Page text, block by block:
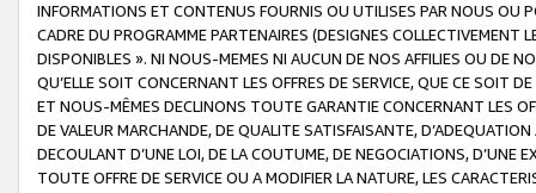
INFORMATIONS ET CONTENUS FOURNIS OU UTILISES PAR NOUS OU
CADRE DU PROGRAMME PARTENAIRES (DESIGNES COLLECTIVEMENT
DISPONIBLES ». NI NOUS-MEMES NI AUCUN DE NOS AFFILIES OU DE
QU’ELLE SOIT CONCERNANT LES OFFRES DE SERVICE, QUE CE SOIT
ET NOUS-MÊMES DECLINONS TOUTE GARANTIE CONCERNANT LES
DE VALEUR MARCHANDE, DE QUALITE SATISFAISANTE,
DECOULANT D’UNE LOI, DE LA COUTUME, DE NEGOCIATIONS, D’UNE
TOUTE OFFRE DE SERVICE OU A MODIFIER LA NATURE, LES